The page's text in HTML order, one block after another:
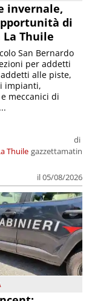
invernale,
di
La Thuile
Thuile
di
gazzettamatin
il 05/08/2026
San Bernardo
per addetti
alle piste,
impianti,
meccanici di